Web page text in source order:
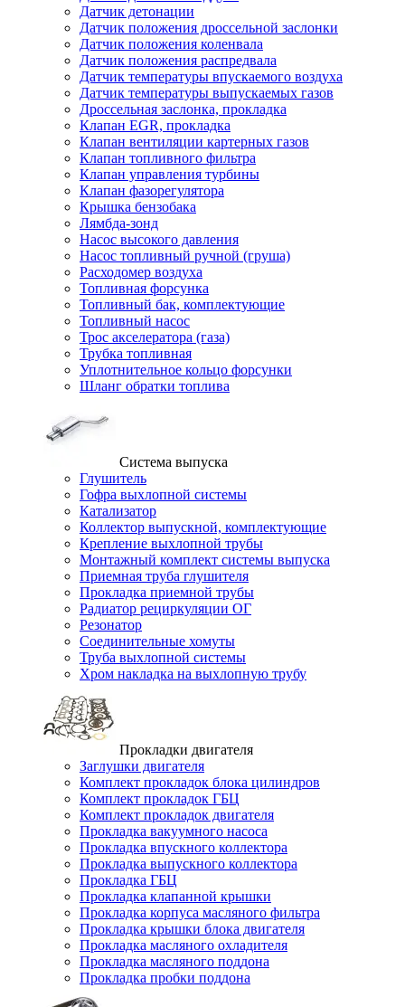
Датчик детонации
Датчик положения дроссельной заслонки
Датчик положения коленвала
Датчик положения распредвала
Датчик температуры впускаемого воздуха
Датчик температуры выпускаемых газов
Дроссельная заслонка, прокладка
Клапан EGR, прокладка
Клапан вентиляции картерных газов
Клапан топливного фильтра
Клапан управления турбины
Клапан фазорегулятора
Крышка бензобака
Лямбда-зонд
Насос высокого давления
Насос топливный ручной (груша)
Расходомер воздуха
Топливная форсунка
Топливный бак, комплектующие
Топливный насос
Трос акселератора (газа)
Трубка топливная
Уплотнительное кольцо форсунки
Шланг обратки топлива
Система выпуска
Глушитель
Гофра выхлопной системы
Катализатор
Коллектор выпускной, комплектующие
Крепление выхлопной трубы
Монтажный комплект системы выпуска
Приемная труба глушителя
Прокладка приемной трубы
Радиатор рециркуляции ОГ
Резонатор
Соединительные хомуты
Труба выхлопной системы
Хром накладка на выхлопную трубу
Прокладки двигателя
Заглушки двигателя
Комплект прокладок блока цилиндров
Комплект прокладок ГБЦ
Комплект прокладок двигателя
Прокладка вакуумного насоса
Прокладка впускного коллектора
Прокладка выпускного коллектора
Прокладка ГБЦ
Прокладка клапанной крышки
Прокладка корпуса масляного фильтра
Прокладка крышки блока двигателя
Прокладка масляного охладителя
Прокладка масляного поддона
Прокладка пробки поддона